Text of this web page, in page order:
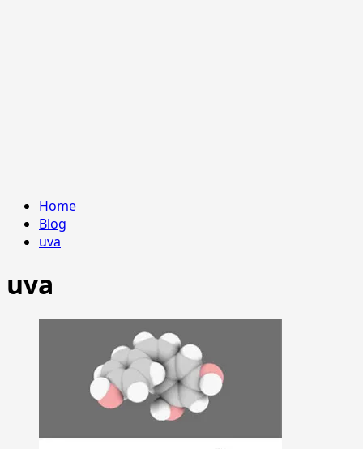
Home
Blog
uva
uva